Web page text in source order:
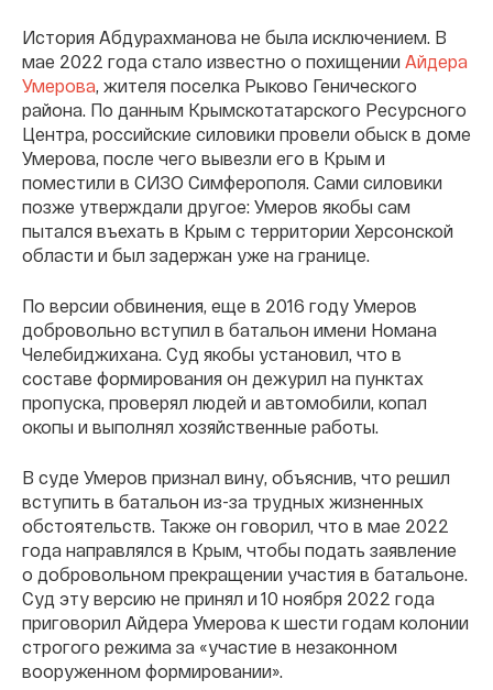
История Абдурахманова не была исключением. В
мае 2022 года стало известно о похищении Айдера
Умерова , жителя поселка Рыково Генического
района. По данным Крымскотатарского Ресурсного
Центра, российские силовики провели обыск в доме
Умерова, после чего вывезли его в Крым и
поместили в СИЗО Симферополя. Сами силовики
позже утверждали другое: Умеров якобы сам
пытался въехать в Крым с территории Херсонской
области и был задержан уже на границе.
По версии обвинения, еще в 2016 году Умеров
добровольно вступил в батальон имени Номана
Челебиджихана. Суд якобы установил, что в
составе формирования он дежурил на пунктах
пропуска, проверял людей и автомобили, копал
окопы и выполнял хозяйственные работы.
В суде Умеров признал вину, объяснив, что решил
вступить в батальон из-за трудных жизненных
обстоятельств. Также он говорил, что в мае 2022
года направлялся в Крым, чтобы подать заявление
о добровольном прекращении участия в батальоне.
Суд эту версию не принял и 10 ноября 2022 года
приговорил Айдера Умерова к шести годам колонии
строгого режима за «участие в незаконном
вооруженном формировании».